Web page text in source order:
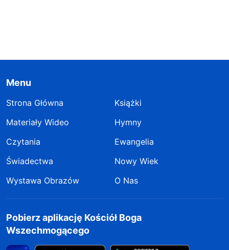
Menu
Strona Główna
Książki
Materiały Wideo
Hymny
Czytania
Ewangelia
Świadectwa
Nowy Wiek
Wystawa Obrazów
O Nas
Pobierz aplikację Kościół Boga
Wszechmogącego